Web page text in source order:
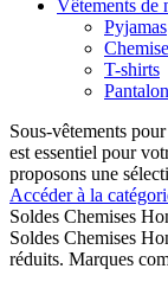
Vêtements de
Pyjamas
T-shirts
Sous-vêtements
est essentiel pour
proposons une
Accéder à la
Soldes Chemises
Soldes Chemises
réduits. Marques